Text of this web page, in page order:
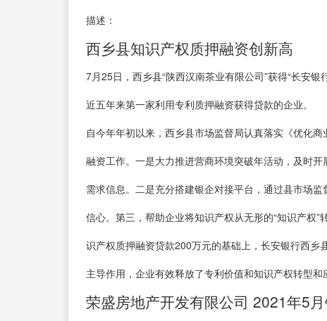
描述：
西乡县知识产权质押融资创新高
7月25日，西乡县“陕西汉南茶业有限公司”获得“长安
近五年来第一家利用专利质押融资获得贷款的企业。
自今年年初以来，西乡县市场监督局认真落实《优化
融资工作。一是大力推进营商环境突破年活动，及时
需求信息。二是充分搭建银企对接平台，通过县市场
信心。第三，帮助企业将知识产权从无形的“知识产权
识产权质押融资贷款200万元的基础上，长安银行西
主导作用，企业有效释放了专利价值和知识产权转型和
荣盛房地产开发有限公司 2021年5